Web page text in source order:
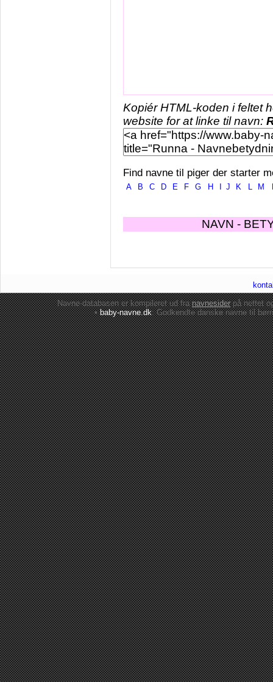
Kopiér HTML-koden i feltet
website for at linke til navn:
Find navne til piger der starter
A B C D E F G H J K L M
NAVN -
Navne-databasen er kompileret ud franavnesiderpå nettet
•baby-navne.dk: Godkendte danskenavne til børn